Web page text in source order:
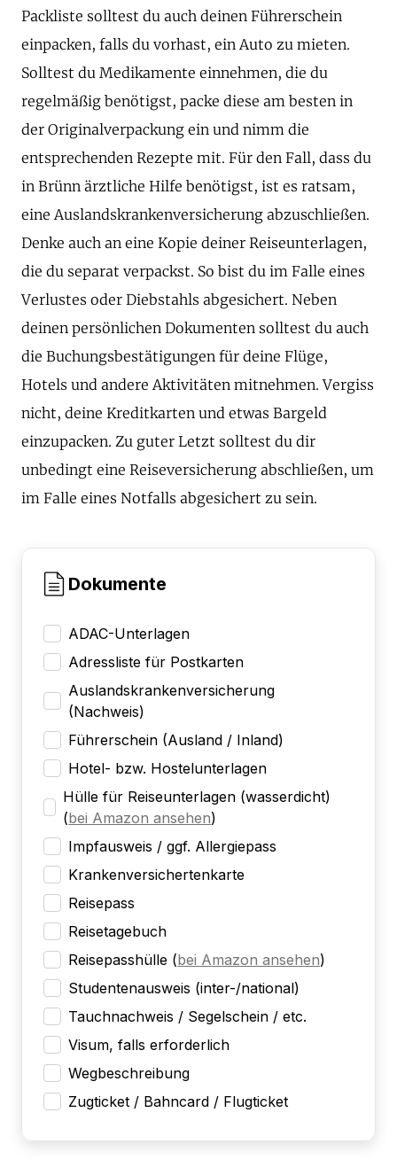
Packliste solltest du auch deinen Führerschein
einpacken, falls du vorhast, ein Auto zu mieten.
Solltest du Medikamente einnehmen, die du
regelmäßig benötigst, packe diese am besten in
der Originalverpackung ein und nimm die
entsprechenden Rezepte mit. Für den Fall, dass du
in Brünn ärztliche Hilfe benötigst, ist es ratsam,
eine Auslandskrankenversicherung abzuschließen.
Denke auch an eine Kopie deiner Reiseunterlagen,
die du separat verpackst. So bist du im Falle eines
Verlustes oder Diebstahls abgesichert. Neben
deinen persönlichen Dokumenten solltest du auch
die Buchungsbestätigungen für deine Flüge,
Hotels und andere Aktivitäten mitnehmen. Vergiss
nicht, deine Kreditkarten und etwas Bargeld
einzupacken. Zu guter Letzt solltest du dir
unbedingt eine Reiseversicherung abschließen, um
im Falle eines Notfalls abgesichert zu sein.
Dokumente
ADAC-Unterlagen
Adressliste für Postkarten
Auslandskrankenversicherung
(Nachweis)
Führerschein (Ausland / Inland)
Hotel- bzw. Hostelunterlagen
Hülle für Reiseunterlagen (wasserdicht)
(bei Amazon ansehen)
Impfausweis / ggf. Allergiepass
Krankenversichertenkarte
Reisepass
Reisetagebuch
Reisepasshülle (bei Amazon ansehen)
Studentenausweis (inter-/national)
Tauchnachweis / Segelschein / etc.
Visum, falls erforderlich
Wegbeschreibung
Zugticket / Bahncard / Flugticket